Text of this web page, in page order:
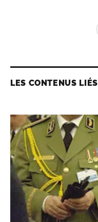
LES CONTENUS LIÉS